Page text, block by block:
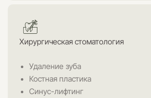
Хирургическая стоматология
Удаление зуба
Костная пластика
Синус-лифтинг